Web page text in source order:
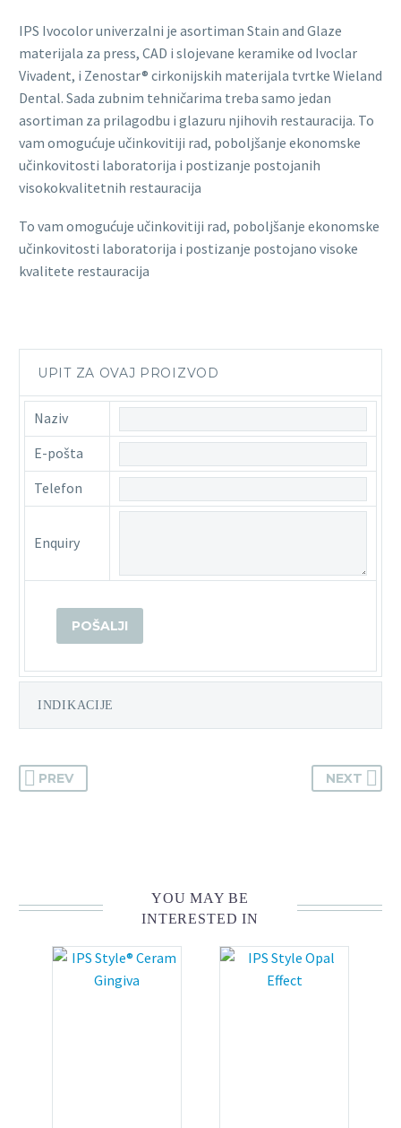
IPS Ivocolor univerzalni je asortiman Stain and Glaze
materijala za press, CAD i slojevane keramike od Ivoclar
Vivadent, i Zenostar® cirkonijskih materijala tvrtke Wieland
Dental. Sada zubnim tehničarima treba samo jedan
asortiman za prilagodbu i glazuru njihovih restauracija. To
vam omogućuje učinkovitiji rad, poboljšanje ekonomske
učinkovitosti laboratorija i postizanje postojanih
visokokvalitetnih restauracija
To vam omogućuje učinkovitiji rad, poboljšanje ekonomske
učinkovitosti laboratorija i postizanje postojano visoke
kvalitete restauracija
UPIT ZA OVAJ PROIZVOD
Naziv
E-pošta
Telefon
Enquiry
INDIKACIJE
PREV NEXT
YOU MAY BE
INTERESTED IN